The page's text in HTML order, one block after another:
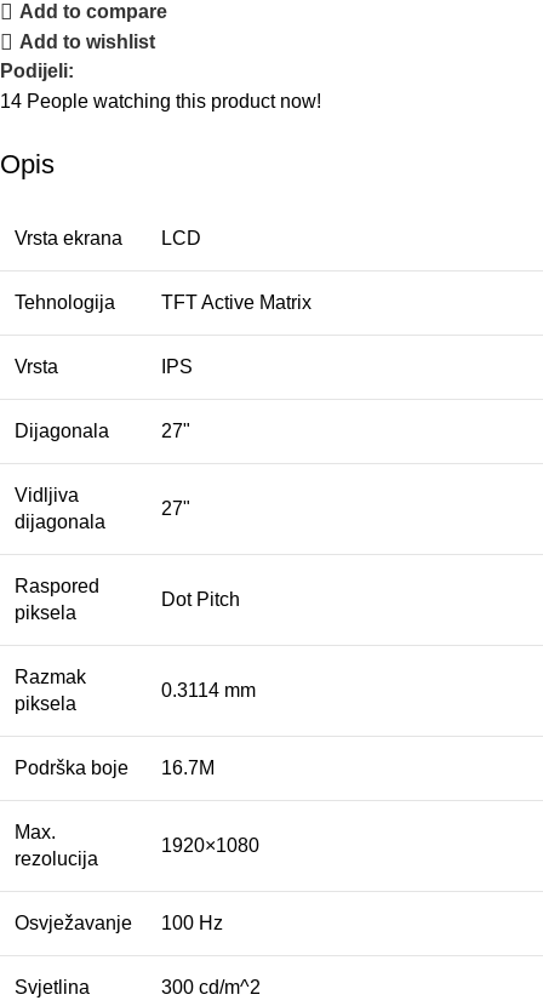
Add to compare
Add to wishlist
Podijeli:
14 People watching this product now!
Opis
Vrsta ekrana LCD
Tehnologija TFT Active Matrix
Vrsta IPS
Dijagonala 27"
Vidljiva
dijagonala
27"
Raspored
piksela
Dot Pitch
Razmak
piksela
0.3114 mm
Podrška boje 16.7M
Max.
rezolucija
1920×1080
Osvježavanje 100 Hz
Svjetlina 300 cd/m^2